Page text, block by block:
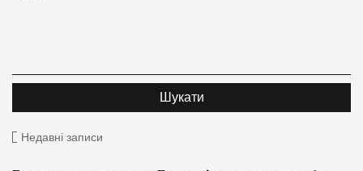
Недавні записи